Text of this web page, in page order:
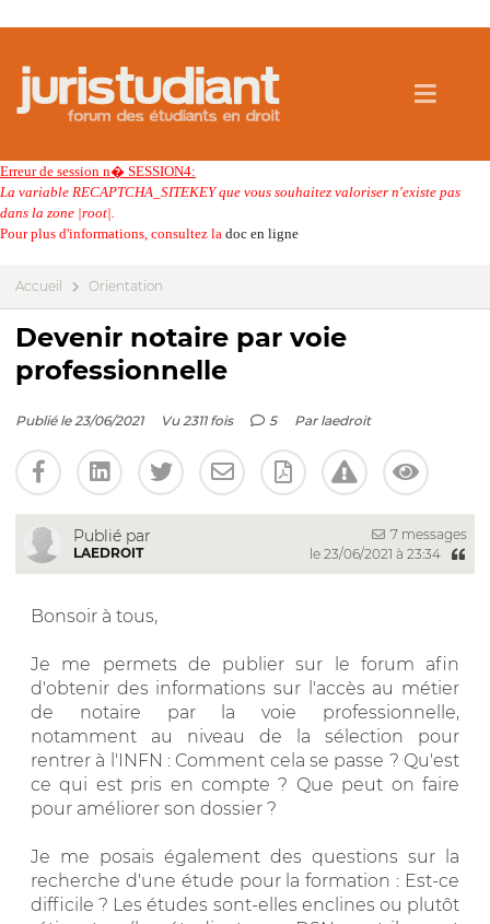
Erreur de session n� SESSION4:
La variable RECAPTCHA_SITEKEY que vous souhaitez valoriser n'existe pas
dans la zone |root|.
Pour plus d'informations, consultez la doc en ligne
Accueil Orientation
Devenir notaire par voie
professionnelle
Publié le 23/06/2021 Vu 2311 fois 5 Par laedroit
Publié par
LAEDROIT
7 messages
le 23/06/2021 à 23:34
Bonsoir à tous,
Je me permets de publier sur le forum afin
d'obtenir des informations sur l'accès au métier
de notaire par la voie professionnelle,
notamment au niveau de la sélection pour
rentrer à l'INFN : Comment cela se passe ? Qu'est
ce qui est pris en compte ? Que peut on faire
pour améliorer son dossier ?
Je me posais également des questions sur la
recherche d'une étude pour la formation : Est-ce
difficile ? Les études sont-elles enclines ou plutôt